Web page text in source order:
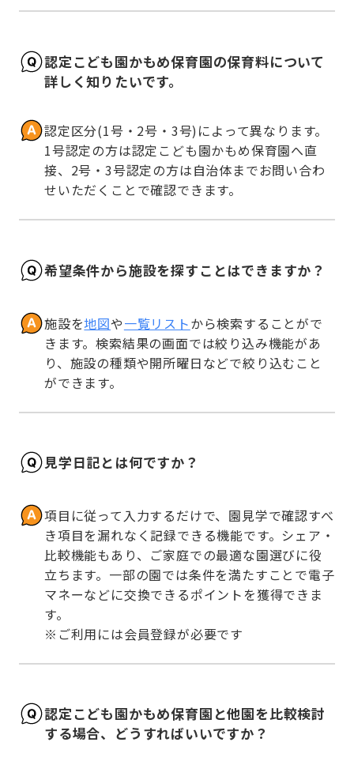
認定こども園かもめ保育園の保育料について
詳しく知りたいです。
認定区分(1号・2号・3号)によって異なります。
1号認定の方は認定こども園かもめ保育園へ直
接、2号・3号認定の方は自治体までお問い合わ
せいただくことで確認できます。
希望条件から施設を探すことはできますか？
施設を地図や一覧リストから検索することがで
きます。検索結果の画面では絞り込み機能があ
り、施設の種類や開所曜日などで絞り込むこと
ができます。
見学日記とは何ですか？
項目に従って入力するだけで、園見学で確認すべ
き項目を漏れなく記録できる機能です。シェア・
比較機能もあり、ご家庭での最適な園選びに役
立ちます。一部の園では条件を満たすことで電子
マネーなどに交換できるポイントを獲得できま
す。
※ご利用には会員登録が必要です
認定こども園かもめ保育園と他園を比較検討
する場合、どうすればいいですか？